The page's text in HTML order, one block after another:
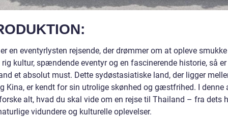
en eventyrlysten rejsende, der drømmer om at opleve smukke
rig kultur, spændende eventyr og en fascinerende historie, så er
et absolut must. Dette sydøstasiatiske land, der ligger
Kina, er kendt for sin utrolige skønhed og gæstfrihed. I denne
alt, hvad du skal vide om en rejse til Thailand – fra dets
vidundere og kulturelle oplevelser.